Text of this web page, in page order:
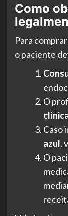
Como
Para
o paciente
O
Caso
azul,
O